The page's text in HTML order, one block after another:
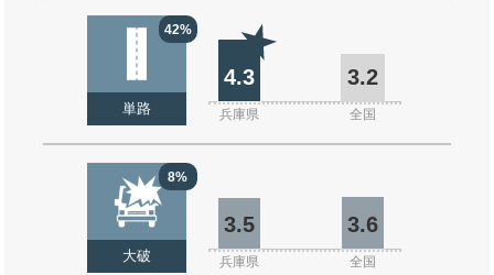
42%
単路
4.3 3.2
兵庫県 全国
8%
大破
3.5 3.6
兵庫県 全国